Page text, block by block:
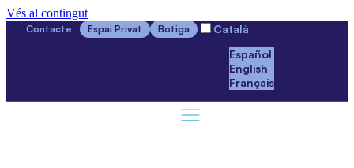
Vés al contingut
Contacte Espai Privat Botiga
Català
Español
English
Français